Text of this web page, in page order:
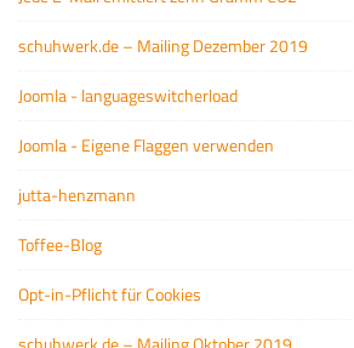
schuhwerk.de – Mailing Dezember 2019
Joomla - languageswitcherload
Joomla - Eigene Flaggen verwenden
jutta-henzmann
Toffee-Blog
Opt-in-Pflicht für Cookies